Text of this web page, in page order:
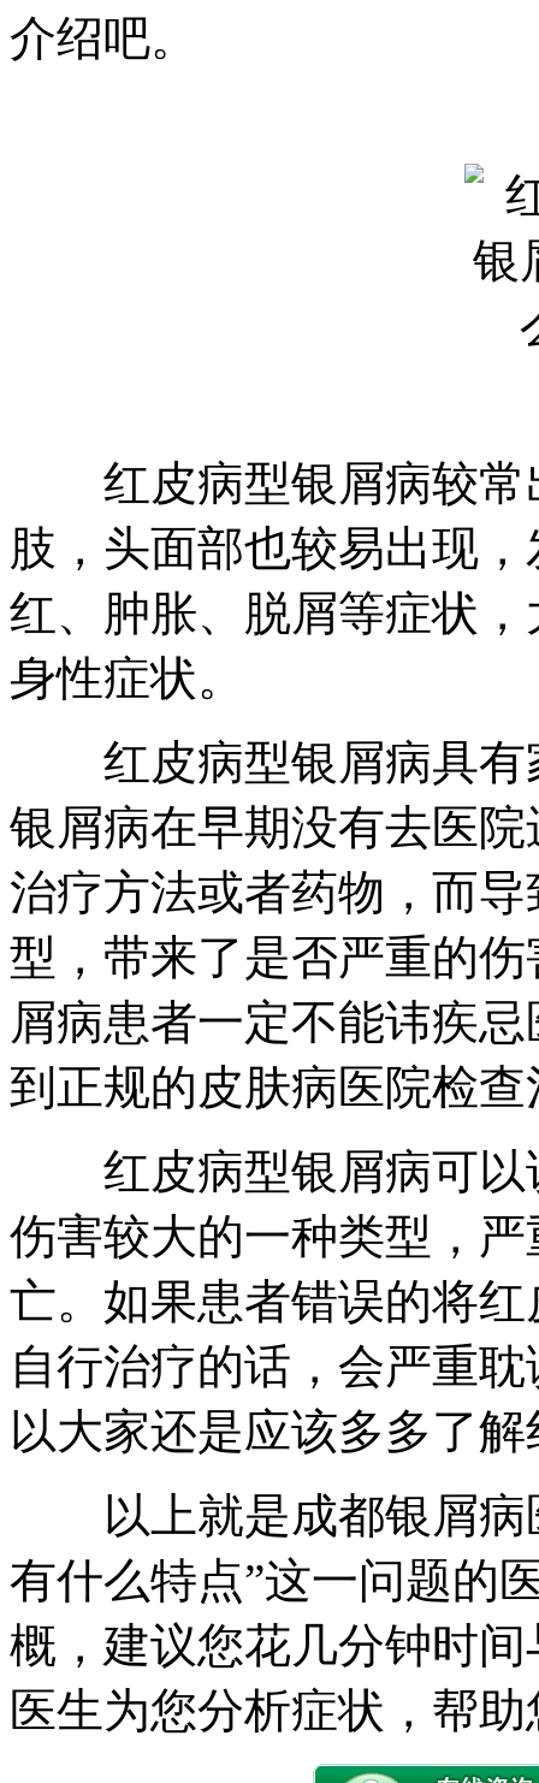
介绍吧。
红皮病型银屑病较常
肢，头面部也较易出现
红、肿胀、脱屑等症状
身性症状。
红皮病型银屑病具有
银屑病在早期没有去医
治疗方法或者药物，而
型，带来了是否严重的
屑病患者一定不能讳疾
到正规的皮肤病医院检查
红皮病型银屑病可以
伤害较大的一种类型，
亡。如果患者错误的将
自行治疗的话，会严重
以大家还是应该多多了
以上就是成都银屑病
有什么特点”这一问题的
概，建议您花几分钟时
医生为您分析症状，帮